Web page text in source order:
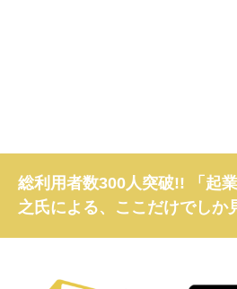
総利用者数300人突破!! 「起
之氏による、ここだけでしか